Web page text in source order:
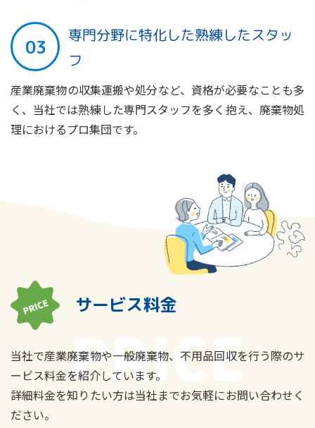
専門分野に特化した熟練したスタッ
フ
産業廃棄物の収集運搬や処分など、資格が必要なことも多
く、当社では熟練した専門スタッフを多く抱え、廃棄物処
理におけるプロ集団です。
サービス料金
当社で産業廃棄物や一般廃棄物、不用品回収を行う際のサ
ービス料金を紹介しています。
詳細料金を知りたい方は当社までお気軽にお問い合わせく
ださい。